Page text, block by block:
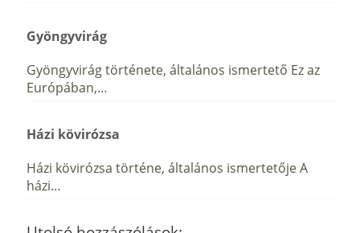
Gyöngyvirág
Gyöngyvirág története, általános ismertető Ez az
Európában,…
Házi kövirózsa
Házi kövirózsa történe, általános ismertetője A
házi…